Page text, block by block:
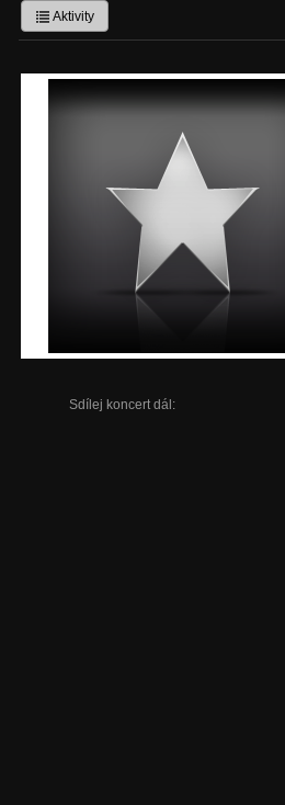
Aktivity
Sdílej koncert dál: